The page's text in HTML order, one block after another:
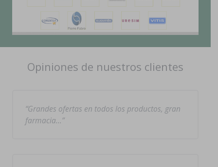
Opiniones de nuestros clientes
Grandes ofertas en todos los productos, gran
farmacia…